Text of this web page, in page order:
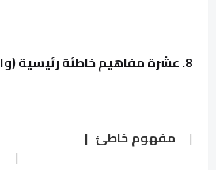
8. عشرة مفاهيم خاطئة رئيسية (والواقع) - مرجع سريع
|
مفهوم خاطئ |
|